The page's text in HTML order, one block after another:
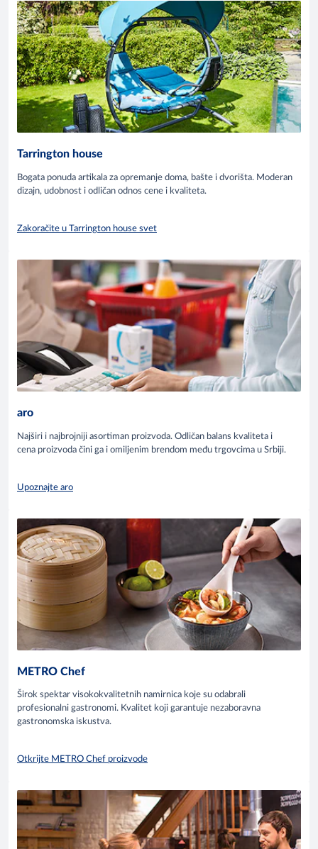
Tarrington house
Bogata ponuda artikala za opremanje doma, bašte i dvorišta. Moderan
dizajn, udobnost i odličan odnos cene i kvaliteta.
Zakoračite u Tarrington house svet
aro
Najširi i najbrojniji asortiman proizvoda. Odličan balans kvaliteta i
cena proizvoda čini ga i omiljenim brendom među trgovcima u Srbiji.
Upoznajte aro
METRO Chef
Širok spektar visokokvalitetnih namirnica koje su odabrali
profesionalni gastronomi. Kvalitet koji garantuje nezaboravna
gastronomska iskustva.
Otkrijte METRO Chef proizvode